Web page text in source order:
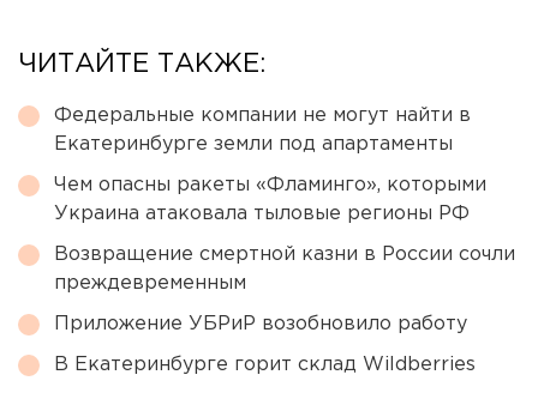
ЧИТАЙТЕ ТАКЖЕ:
Федеральные компании не могут найти в
Екатеринбурге земли под апартаменты
Чем опасны ракеты «Фламинго», которыми
Украина атаковала тыловые регионы РФ
Возвращение смертной казни в России сочли
преждевременным
Приложение УБРиР возобновило работу
В Екатеринбурге горит склад Wildberries